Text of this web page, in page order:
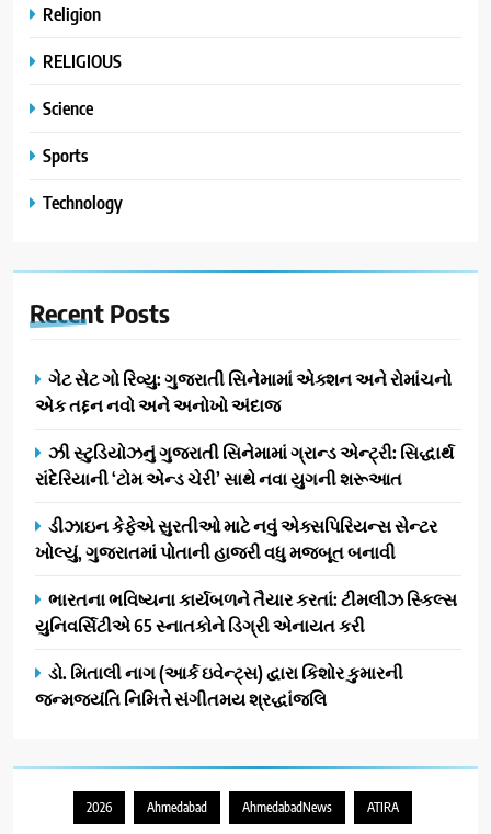
Religion
RELIGIOUS
Science
Sports
Technology
Recent Posts
ગેટ સેટ ગો રિવ્યુ: ગુજરાતી સિનેમામાં એક્શન અને રોમાંચનો
એક તદ્દન નવો અને અનોખો અંદાજ
ઝી સ્ટુડિયોઝનું ગુજરાતી સિનેમામાં ગ્રાન્ડ એન્ટ્રી: સિદ્ધાર્થ
રાંદેરિયાની ‘ટોમ એન્ડ ચેરી’ સાથે નવા યુગની શરૂઆત
ડીઝાઇન કેફેએ સુરતીઓ માટે નવું એક્સપિરિયન્સ સેન્ટર
ખોલ્યું, ગુજરાતમાં પોતાની હાજરી વધુ મજબૂત બનાવી
ભારતના ભવિષ્યના કાર્યબળને તૈયાર કરતાં: ટીમલીઝ સ્કિલ્સ
યુનિવર્સિટીએ 65 સ્નાતકોને ડિગ્રી એનાયત કરી
ડો. મિતાલી નાગ (આર્ક ઇવેન્ટ્સ) દ્વારા કિશોર કુમારની
જન્મજયંતિ નિમિત્તે સંગીતમય શ્રદ્ધાંજલિ
2026 Ahmedabad AhmedabadNews ATIRA